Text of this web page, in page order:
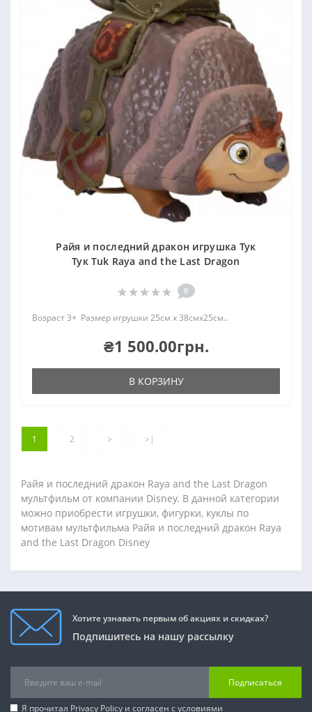
Райя и последний дракон игрушка Тук
Тук Tuk Raya and the Last Dragon
0
Возраст 3+ Размер игрушки 25см х 38смх25см..
₴1 500.00грн.
В КОРЗИНУ
1 2 > >|
Райя и последний дракон Raya and the Last Dragon
мультфильм от компании Disney. В данной категории
можно приобрести игрушки, фигурки, куклы по
мотивам мультфильма Райя и последний дракон Raya
and the Last Dragon Disney
Хотите узнавать первым об акциях и скидках?
Подпишитесь на нашу рассылку
Подписаться
Я прочитал Privacy Policy и согласен с условиями